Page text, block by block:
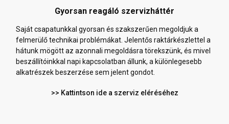
Gyorsan reagáló szervizháttér
Saját csapatunkkal gyorsan és szakszerűen megoldjuk a
felmerülő technikai problémákat. Jelentős raktárkészlettel a
hátunk mögött az azonnali megoldásra törekszünk, és mivel
beszállítóinkkal napi kapcsolatban állunk, a különlegesebb
alkatrészek beszerzése sem jelent gondot.
>> Kattintson ide a szerviz eléréséhez